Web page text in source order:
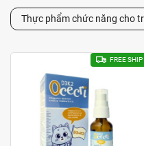
Thực phẩm chức năng cho
FREE SHIP